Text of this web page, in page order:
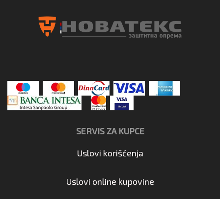
SERVIS ZA KUPCE
Uslovi korišćenja
Uslovi online kupovine